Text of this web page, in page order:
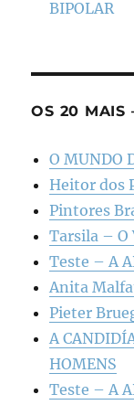
BIPOLAR
OS 20 MAIS
O MUNDO
Heitor dos
Pintores
Tarsila – O
Teste – A
Anita
Pieter
A
HOMENS
Teste – A